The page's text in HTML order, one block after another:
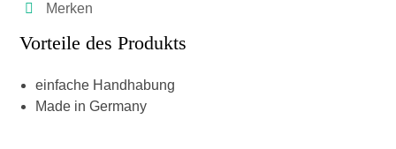
Merken
Vorteile des Produkts
einfache Handhabung
Made in Germany